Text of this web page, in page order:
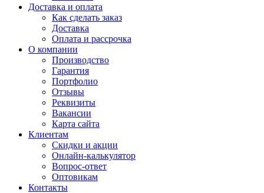
Доставка и оплата
Как сделать заказ
Доставка
Оплата и рассрочка
О компании
Производство
Гарантия
Портфолио
Отзывы
Реквизиты
Вакансии
Карта сайта
Клиентам
Скидки и акции
Онлайн-калькулятор
Вопрос-ответ
Оптовикам
Контакты